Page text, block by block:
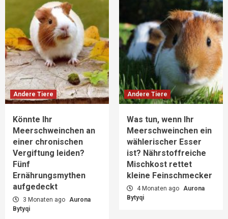
Andere Tiere
Könnte Ihr
Meerschweinchen an
einer chronischen
Vergiftung leiden?
Fünf
Ernährungsmythen
aufgedeckt
3 Monaten ago Aurona
Bytyqi
Andere Tiere
Was tun, wenn Ihr
Meerschweinchen ein
wählerischer Esser
ist? Nährstoffreiche
Mischkost rettet
kleine Feinschmecker
4 Monaten ago Aurona
Bytyqi